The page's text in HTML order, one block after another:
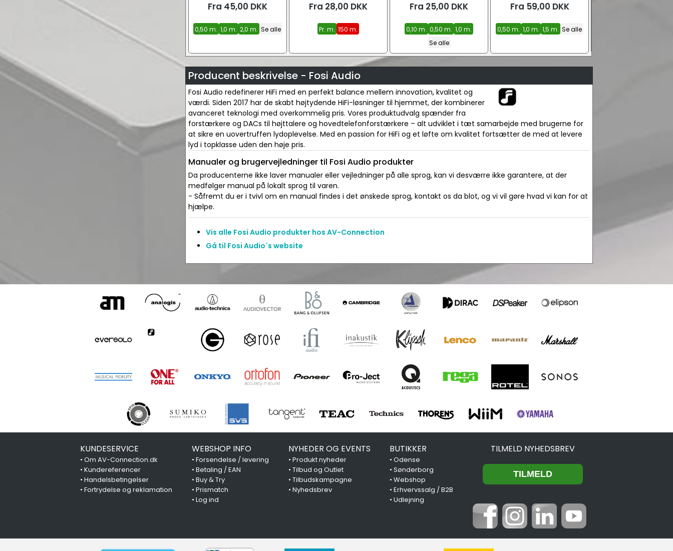
Fra 45,00 DKK
0,50 m. 1,0 m. 2,0 m. Se alle
Fra 28,00 DKK
Pr. m. 150 m.
Fra 25,00 DKK
0,10 m. 0,50 m. 1,0 m.
Se alle
Fra 59,00 DKK
0,50 m. 1,0 m. 1,5 m. Se alle
Producent beskrivelse - Fosi Audio
Fosi Audio redefinerer HiFi med en perfekt balance mellem innovation, kvalitet og
værdi. Siden 2017 har de skabt højtydende HiFi-løsninger til hjemmet, der kombinerer
avanceret teknologi med overkommelig pris. Vores produktudvalg spænder fra
forstærkere og DACs til højttalere og hovedtelefonforstærkere – alt udviklet i tæt samarbejde med brugerne for
at sikre en uovertruffen lydoplevelse. Med en passion for HiFi og et løfte om kvalitet fortsætter de med at levere
lyd i topklasse uden den høje pris.
Manualer og brugervejledninger til Fosi Audio produkter
Da producenterne ikke laver manualer eller vejledninger på alle sprog, kan vi desværre ikke garantere, at der
medfølger manual på lokalt sprog til varen.
- Såfremt du er i tvivl om en manual findes i det ønskede sprog, kontakt os da blot, og vi vil gøre hvad vi kan for at
hjælpe.
Vis alle Fosi Audio produkter hos AV-Connection
Gå til Fosi Audio´s website
KUNDESERVICE
• Om AV-Connection.dk
• Kundereferencer
• Handelsbetingelser
• Fortrydelse og reklamation
WEBSHOP INFO
• Forsendelse / levering
• Betaling / EAN
• Buy & Try
• Prismatch
• Log ind
NYHEDER OG EVENTS
• Produkt nyheder
• Tilbud og Outlet
• Tilbudskampagne
• Nyhedsbrev
BUTIKKER
•Odense
•Sønderborg
•Webshop
•Erhvervssalg / B2B
•Udlejning
TILMELD NYHEDSBREV